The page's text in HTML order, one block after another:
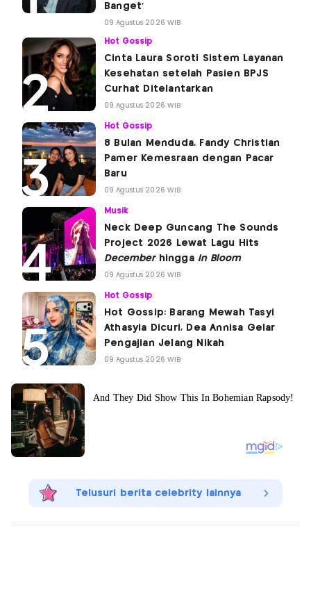
Banget'
09 Agustus 2026 WIB
Hot Gossip
Cinta Laura Soroti Sistem Layanan
Kesehatan setelah Pasien BPJS
Curhat Ditelantarkan
09 Agustus 2026 WIB
Hot Gossip
8 Bulan Menduda, Fandy Christian
Pamer Kemesraan dengan Pacar
Baru
09 Agustus 2026 WIB
Musik
Neck Deep Guncang The Sounds
Project 2026 Lewat Lagu Hits
Decemberhingga In Bloom
09 Agustus 2026 WIB
Hot Gossip
Hot Gossip: Barang Mewah Tasyi
Athasyia Dicuri, Dea Annisa Gelar
Pengajian Jelang Nikah
09 Agustus 2026 WIB
Telusuri berita celebrity lainnya